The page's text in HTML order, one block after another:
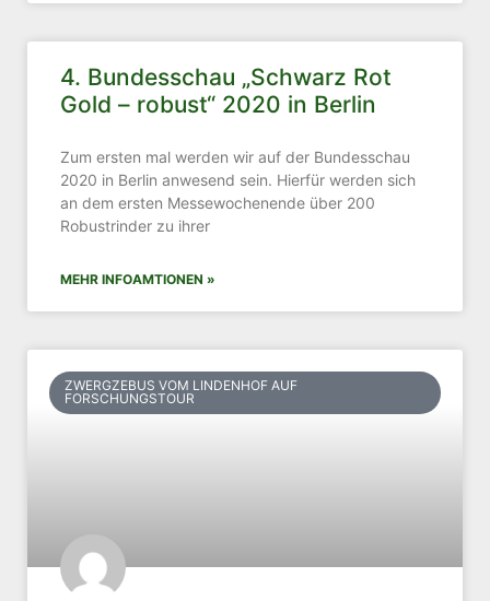
4. Bundesschau „Schwarz Rot
Gold – robust“ 2020 in Berlin
Zum ersten mal werden wir auf der Bundesschau
2020 in Berlin anwesend sein. Hierfür werden sich
an dem ersten Messewochenende über 200
Robustrinder zu ihrer
MEHR INFOAMTIONEN »
ZWERGZEBUS VOM LINDENHOF AUF
FORSCHUNGSTOUR